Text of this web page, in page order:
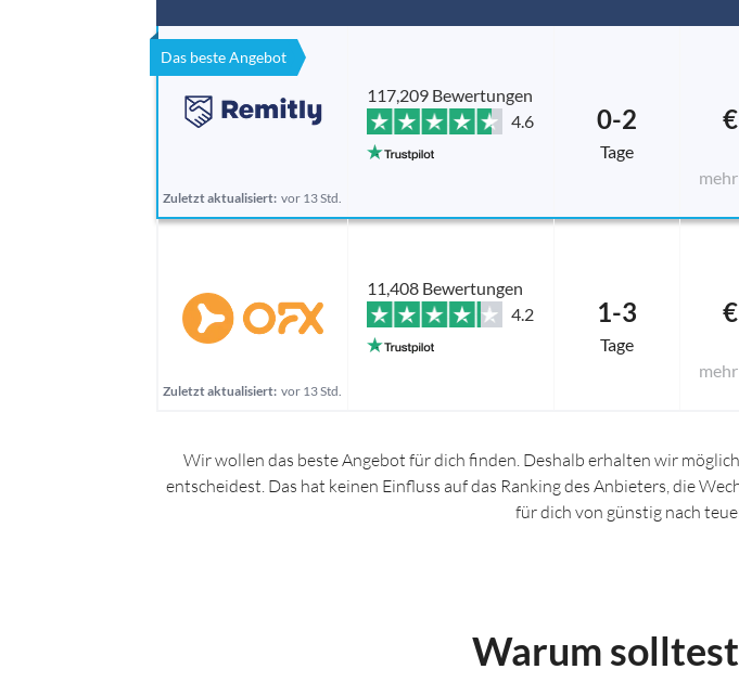
Das beste Angebot
Zuletzt aktualisiert: vor 13 Std.
117,209 Bewertungen
4.6
0-2
Tage
Zuletzt aktualisiert: vor 13 Std.
11,408 Bewertungen
4.2
1-3
Tage
Wir wollen das beste Angebot für dich finden. Deshalb erhalten wir
entscheidest. Das hat keinen Einfluss auf das Ranking des Anbieters, die
für dich von günstig nach
Warum